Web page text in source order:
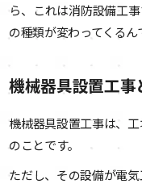
ら、これは消防設備工
の種類が変わってくるん
機械器具設置工事
機械器具設置工事は、
のことです。
ただし、その設備が電